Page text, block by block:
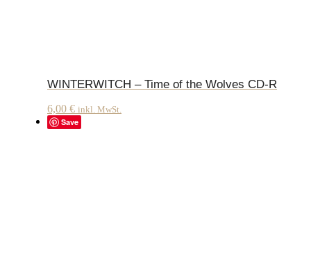
WINTERWITCH – Time of the Wolves CD-R
6,00 € inkl. MwSt.
Save